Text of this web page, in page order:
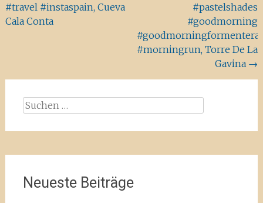
#travel #instaspain, Cueva
Cala Conta
#pastelshades
#goodmorning
#goodmorningformentera
#morningrun, Torre De La
Gavina →
Suchen
Neueste Beiträge